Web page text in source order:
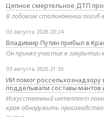
Цепное смертельное ДТП
В лобовом столкновении погиб
03 августа 2026 20:24
Владимир Путин прибыл в
Он принял участие в закрытии
03 августа 2026 21:30
ИИ помог россельхознадзору
подделывали составы
Искусственный интеллект
края обнаружить